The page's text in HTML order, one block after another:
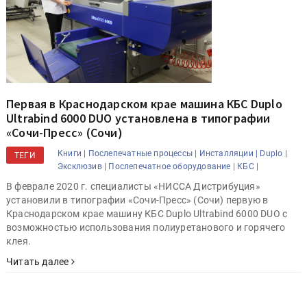
Первая в Краснодарском крае машина КБС Duplo
Ultrabind 6000 DUO установлена в типографии
«Сочи-Пресс» (Сочи)
ТЕГИ Книги | Послепечатные процессы | Инсталляции |
Duplo |
Эксклюзив |
Послепечатное оборудование | КБС |
В феврале 2020 г. специалисты «НИССА Дистрибуция»
установили в типографии «Сочи-Пресс» (Сочи) первую в
Краснодарском крае машину КБС Duplo Ultrabind 6000 DUO с
возможностью использования полиуретанового и горячего
клея.
Читать далее